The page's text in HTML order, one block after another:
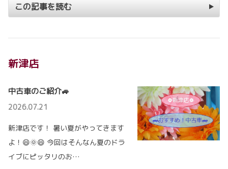
この記事を読む
新津店
中古車のご紹介🚙
2026.07.21
新津店です！ 暑い夏がやってきます
よ！😄🌞😄 今回はそんなん夏のドラ
イブにピッタリのお…